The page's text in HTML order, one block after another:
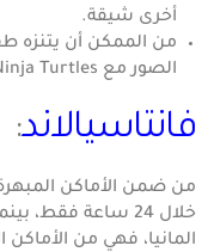
أخرى شيقة.
الصور مع Ninja Turtles، ويقابل الجميلة Dora.
فانتاسيالاند:
من ضمن الأماكن
خلال 24 ساعة
المانيا، فهي من